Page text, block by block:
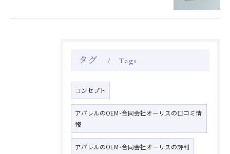
タグ Tags
コンセプト
アパレルのOEM･合同会社オーリスの口コミ情
報
アパレルのOEM･合同会社オーリスの評判